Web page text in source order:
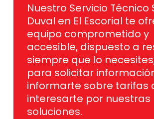
Nuestro Servicio Técnico
Duval en El Escorial te
equipo comprometido y
accesible, dispuesto a
siempre que lo
para solicitar
informarte sobre tarifas
interesarte por nuestras
soluciones.